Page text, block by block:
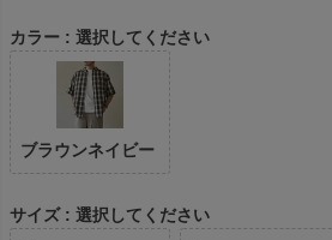
カラー 選択してください
ブラウンネイビー
サイズ
選択してください